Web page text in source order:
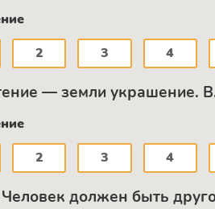
2 3 4
— земли украшение.
2 3 4
должен быть